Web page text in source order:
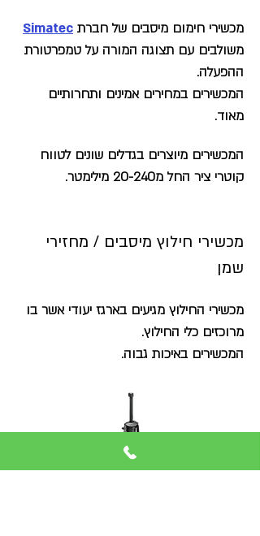
מכשירי חימום מיסבים של חברת Simatec
משולבים עם תצוגה המורה על טמפרטורת
ההפעלה.
המכשירים במחירים אמינים ותחרותיים
מאוד.
המכשירים מיוצרים בגדלים שונים לטווח
קוטרי ציר החל מ20-240
מילימטר.
מכשירי חילוץ מיסבים / מחזירי
שמן
מכשירי החילוץ מגיעים בארגז יעודי אשר בו
מרוכזים כלי החילוץ.
המכשירים באיכות גבוה.